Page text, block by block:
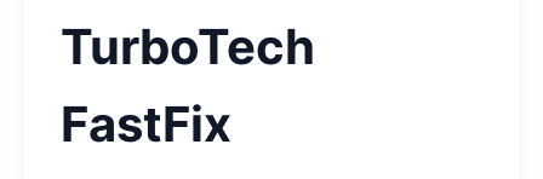
TurboTech
FastFix